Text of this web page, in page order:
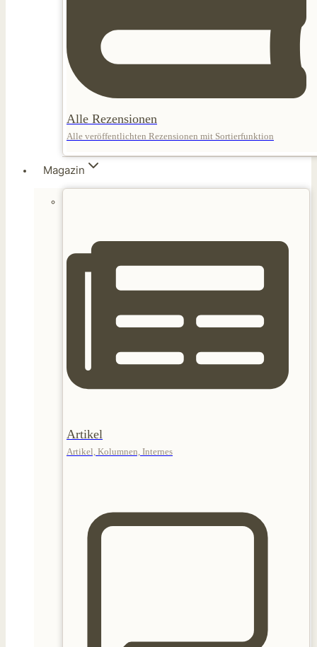
Alle Rezensionen
Alle veröffentlichten Rezensionen mit Sortierfunktion
Magazin
Artikel
Artikel, Kolumnen, Internes